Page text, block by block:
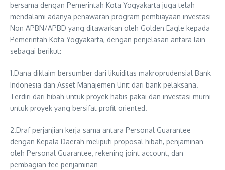
bersama dengan Pemerintah Kota Yogyakarta juga telah
mendalami adanya penawaran program pembiayaan investasi
Non APBN/APBD yang ditawarkan oleh Golden Eagle kepada
Pemerintah Kota Yogyakarta, dengan penjelasan antara lain
sebagai berikut:
1.Dana diklaim bersumber dari likuiditas makroprudensial Bank
Indonesia dan Asset Manajemen Unit dari bank pelaksana.
Terdiri dari hibah untuk proyek habis pakai dan investasi murni
untuk proyek yang bersifat profit oriented.
2.Draf perjanjian kerja sama antara Personal Guarantee
dengan Kepala Daerah meliputi proposal hibah, penjaminan
oleh Personal Guarantee, rekening joint account, dan
pembagian fee penjaminan